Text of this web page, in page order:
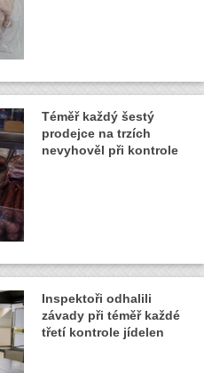
Téměř každý šestý
prodejce na trzích
nevyhověl při kontrole
Inspektoři odhalili
závady při téměř každé
třetí kontrole jídelen